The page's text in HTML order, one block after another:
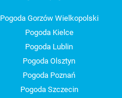
Pogoda Gorzów Wielkopolski
Pogoda Kielce
Pogoda Lublin
Pogoda Olsztyn
Pogoda Poznań
Pogoda Szczecin